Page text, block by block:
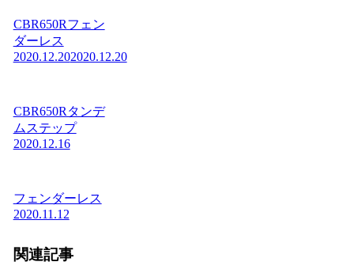
CBR650Rフェン
ダーレス
2020.12.202020.12.20
CBR650Rタンデ
ムステップ
2020.12.16
フェンダーレス
2020.11.12
関連記事